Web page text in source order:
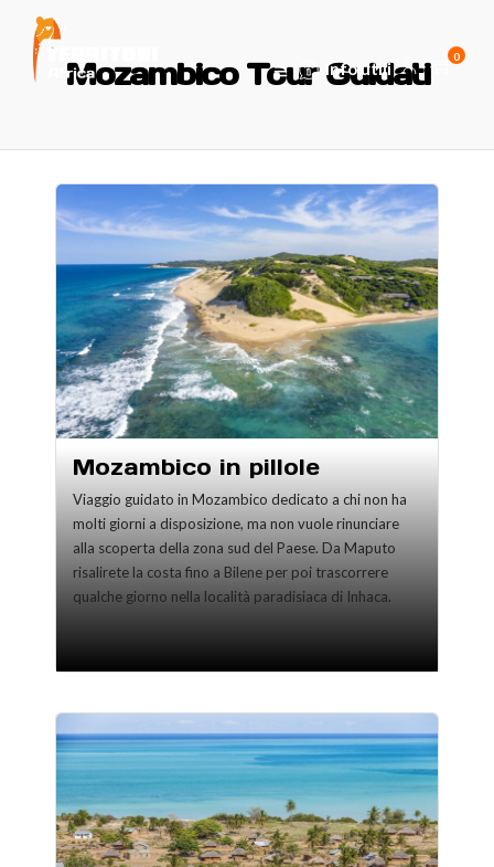
Info utili
0
Mozambico Tour Guidati
Mozambico in pillole
Viaggio guidato in Mozambico dedicato a chi non ha
molti giorni a disposizione, ma non vuole rinunciare
alla scoperta della zona sud del Paese. Da Maputo
risalirete la costa fino a Bilene per poi trascorrere
qualche giorno nella località paradisiaca di Inhaca.